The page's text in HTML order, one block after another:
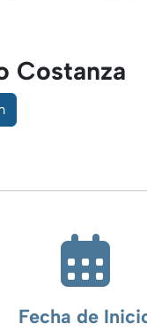
Costanza
Fecha de